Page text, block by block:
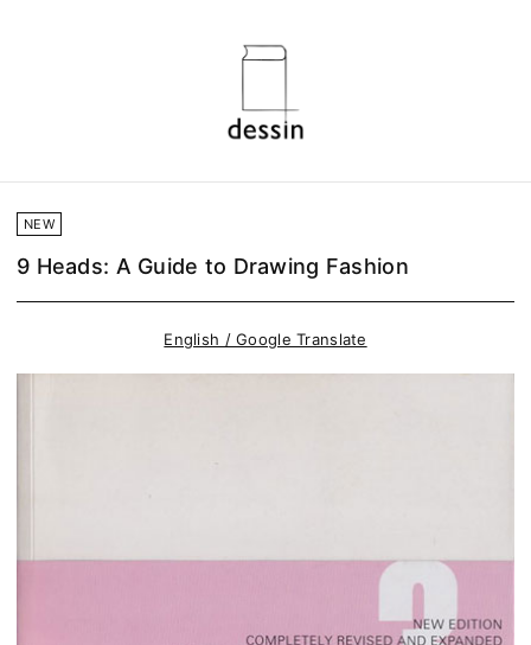
NEW
9 Heads: A Guide to Drawing Fashion
English / Google Translate